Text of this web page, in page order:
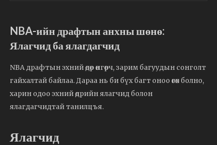
NBA-ийн драфтын анхны шөнө:
Ялагчид ба ялагдагчид
NBA драфтын эхний өдөр өнгөрч, зарим багуудын сонголт
гайхалтай байлаа. Дараа нь би бүх багт оноо өгөх болно,
харин одоо эхний өдрийн ялагчид болон
ялагдагчидтай танилцъя.
Ялагчид